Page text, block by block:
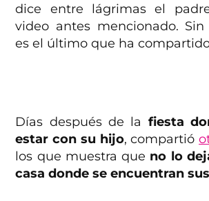
dice entre lágrimas el
video antes mencionado.
es el último que ha
Días después de la fiesta
estar con su hijo, compartió
los que muestra que no lo
casa donde se encuentran